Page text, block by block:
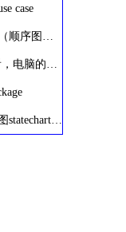
case
diagram
、关机时间
diagram